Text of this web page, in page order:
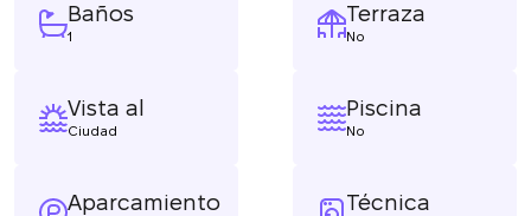
Baños
1
Terraza
No
Vista al
Ciudad
Piscina
No
Aparcamiento Técnica